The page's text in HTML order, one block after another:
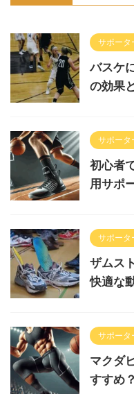
サポータ
バスケ
の効果
サポータ
初心者
用サポ
サポータ
ザムス
快適な
サポータ
マクダ
すすめ